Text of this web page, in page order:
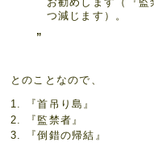
つ減じます）。
とのことなので、
『首吊り島』
『監禁者』
『倒錯の帰結』